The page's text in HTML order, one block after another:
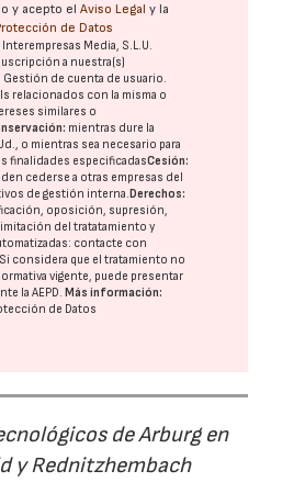
y acepto elAviso Legal y la
de Datos
Interempresas Media, S.L.U.
a nuestra(s)
de cuenta de usuario.
relacionados con la misma o
similares o
mientras dure la
o mientras sea necesario para
finalidades especificadasCesión:
cederse a otras empresas del
de gestión interna. Derechos:
oposición, supresión,
del tratatamiento y
contacte con
considera que el tratamiento no
vigente, puede presentar
laAEPD. Más información:
de Datos
de Arburg en
y Rednitzhembach